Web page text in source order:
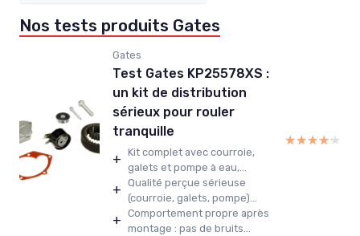
Nos tests produits Gates
Gates
Test Gates KP25578XS :
un kit de distribution
sérieux pour rouler
tranquille
+ Kit complet avec courroie,
galets et pompe à eau,...
+ Qualité perçue sérieuse
(courroie, galets, pompe)...
+ Comportement propre après
montage : pas de bruits...
★★★★★
★★★★★